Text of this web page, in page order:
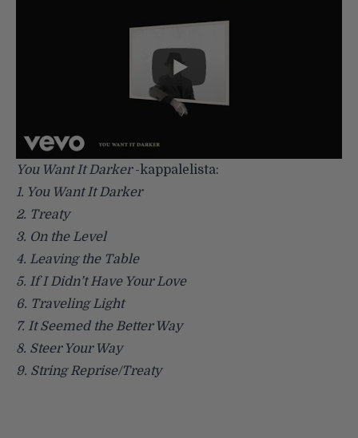
You Want It Darker-kappalelista:
1. You Want It Darker
2. Treaty
3. On the Level
4. Leaving the Table
5. If I Didn’t Have Your Love
6. Traveling Light
7. It Seemed the Better Way
8. Steer Your Way
9. String Reprise/Treaty